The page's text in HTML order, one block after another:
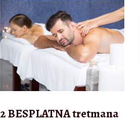
2 BESPLATNA tretmana